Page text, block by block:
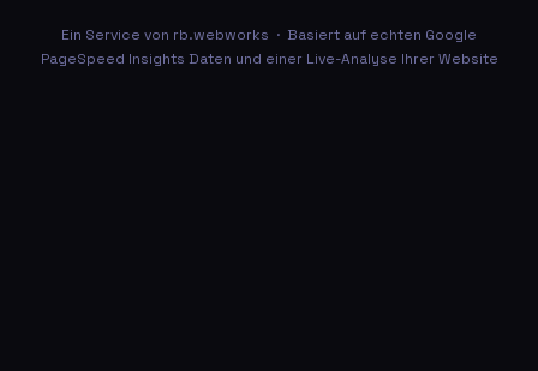
Ein Service von rb.webworks · Basiert auf echten Google
PageSpeed Insights Daten und einer Live-Analyse Ihrer Website